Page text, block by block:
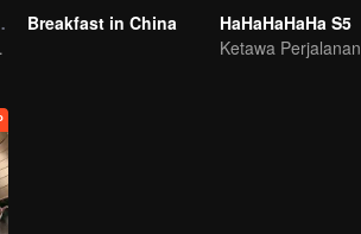
S4
Breakfast in China
HaHaHaHaHa S5
Ketawa Perjalanan